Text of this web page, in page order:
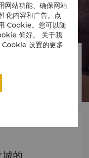
城的
网站功能、确保网站
化内容和广告。点
Cookie。您可以随
偏好。 关于我
设置的更多